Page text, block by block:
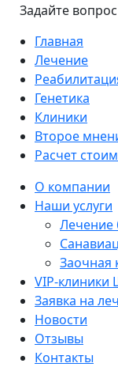
Задайте вопрос
Main
Главная
Лечение
Генетика
Клиники
Второе
Расчет
Sidebar
О компании
Наши услуги
Лечение
Заочная
VIP-
Заявка на
Новости
Отзывы
Контакты